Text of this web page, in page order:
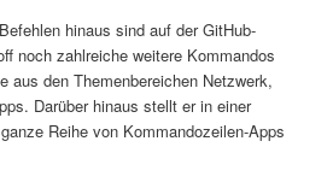
hinaus sind auf der GitHub-
noch zahlreiche weitere Kommandos
aus den Themenbereichen Netzwerk,
Darüber hinaus stellt er in einer
Reihe von Kommandozeilen-Apps